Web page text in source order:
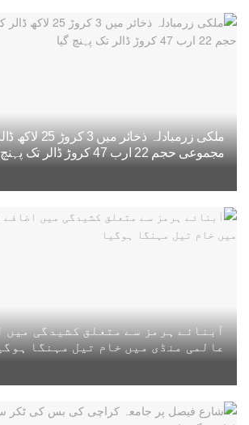
ملکی زرمبادلہ ذخائر
مجموعی حجم 22 ارب 47 کروڑ ڈالر تک پہنچ گیا
آبنائے ہرمز سے متعلق کشیدگی میں
عالمی منڈی میں خام تیل مہنگا